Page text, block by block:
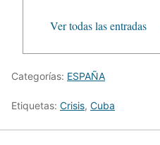
Ver todas las entradas
Categorías: ESPAÑA
Etiquetas: Crisis, Cuba